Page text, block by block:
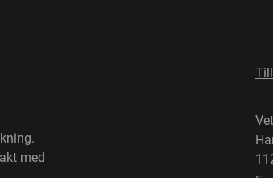
med